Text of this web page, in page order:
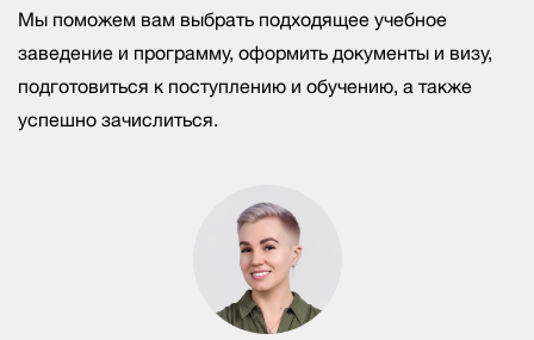
Мы поможем вам выбрать подходящее учебное
заведение и программу, оформить документы и визу,
подготовиться к поступлению и обучению, а также
успешно зачислиться.